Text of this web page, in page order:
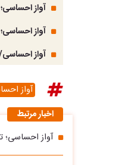
آواز
آواز احساسی؛
آواز
آواز
اخبار مرتبط
آواز